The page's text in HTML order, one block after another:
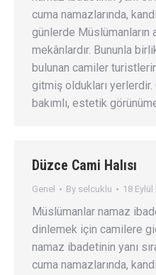
cuma namazlarında,
günlerde Müslümanların
mekânlardır. Bununla
bulunan camiler
gitmiş oldukları yerlerdir.
bakımlı, estetik
Düzce Cami Halısı
Genel By selcuklu 18 Eylül
Müslümanlar namaz
dinlemek için camilere
namaz ibadetinin yanı
cuma namazlarında,